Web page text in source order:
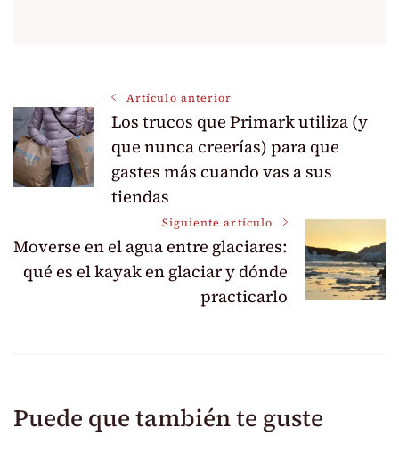
Navegación
de
entradas
Artículo anterior
Los trucos que Primark utiliza (y
que nunca creerías) para que
gastes más cuando vas a sus
tiendas
Siguiente artículo
Moverse en el agua entre glaciares:
qué es el kayak en glaciar y dónde
practicarlo
Puede que también te guste